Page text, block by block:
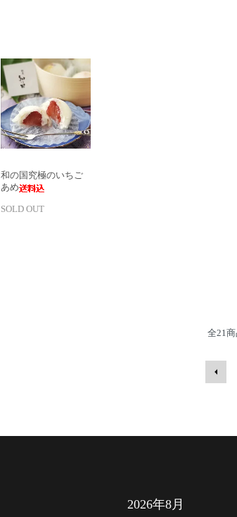
和の国究極のいちご
あめ
SOLD OUT
全21
2026年8月